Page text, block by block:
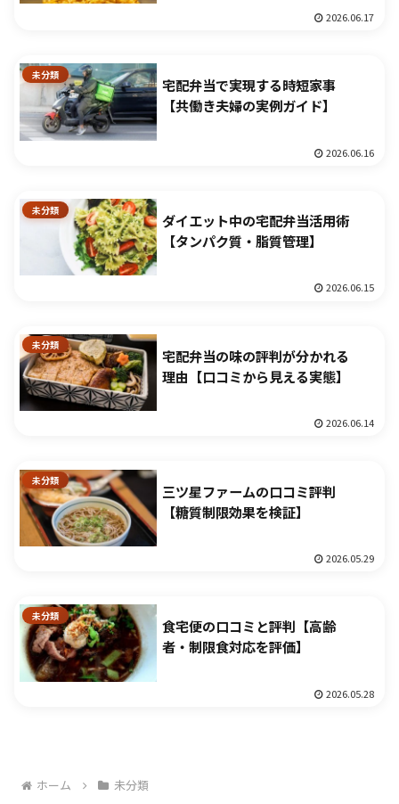
2026.06.17
未分類
宅配弁当で実現する時短家事
【共働き夫婦の実例ガイド】
2026.06.16
未分類
ダイエット中の宅配弁当活用術
【タンパク質・脂質管理】
2026.06.15
未分類
宅配弁当の味の評判が分かれる
理由【口コミから見える実態】
2026.06.14
未分類
三ツ星ファームの口コミ評判
【糖質制限効果を検証】
2026.05.29
未分類
食宅便の口コミと評判【高齢
者・制限食対応を評価】
2026.05.28
ホーム 未分類